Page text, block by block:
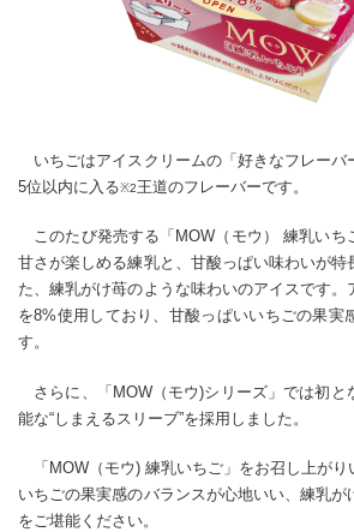
いちごはアイスクリームの「好きなフレーバ
5位以内に入る※2王道のフレーバーです。
このたび発売する「MOW（モウ） 練乳いち
甘さが楽しめる練乳と、甘酸っぱい味わいが特
た、練乳がけ苺のような味わいのアイスです
を8%使用しており、甘酸っぱいいちごの果実
す。
さらに、「MOW（モウ)シリーズ」では初と
能な“しまえるスリーブ”を採用しました。
「MOW（モウ) 練乳いちご」をお召し上がり
いちごの果実感のバランスが心地いい、練乳
をご堪能ください。